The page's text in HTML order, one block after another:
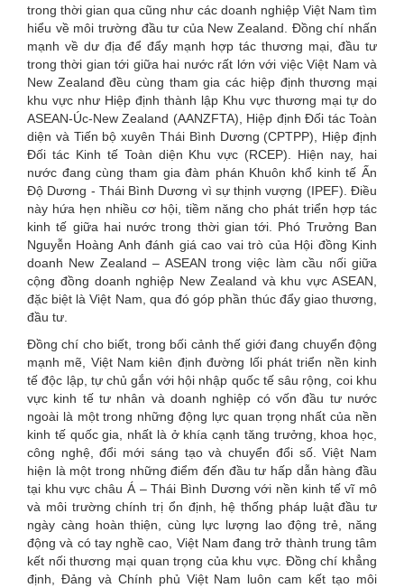
trong thời gian qua cũng như các doanh nghiệp Việt Nam tìm
hiểu về môi trường đầu tư của New Zealand. Đồng chí nhấn
mạnh về dư địa để đẩy mạnh hợp tác thương mại, đầu tư
trong thời gian tới giữa hai nước rất lớn với việc Việt Nam và
New Zealand đều cùng tham gia các hiệp định thương mại
khu vực như Hiệp định thành lập Khu vực thương mại tự do
ASEAN-Úc-New Zealand (AANZFTA), Hiệp định Đối tác Toàn
diện và Tiến bộ xuyên Thái Bình Dương (CPTPP), Hiệp định
Đối tác Kinh tế Toàn diện Khu vực (RCEP). Hiện nay, hai
nước đang cùng tham gia đàm phán Khuôn khổ kinh tế Ấn
Độ Dương - Thái Bình Dương vì sự thịnh vượng (IPEF). Điều
này hứa hẹn nhiều cơ hội, tiềm năng cho phát triển hợp tác
kinh tế giữa hai nước trong thời gian tới. Phó Trưởng Ban
Nguyễn Hoàng Anh đánh giá cao vai trò của Hội đồng Kinh
doanh New Zealand – ASEAN trong việc làm cầu nối giữa
cộng đồng doanh nghiệp New Zealand và khu vực ASEAN,
đặc biệt là Việt Nam, qua đó góp phần thúc đẩy giao thương,
đầu tư.
Đồng chí cho biết, trong bối cảnh thế giới đang chuyển động
mạnh mẽ, Việt Nam kiên định đường lối phát triển nền kinh
tế độc lập, tự chủ gắn với hội nhập quốc tế sâu rộng, coi khu
vực kinh tế tư nhân và doanh nghiệp có vốn đầu tư nước
ngoài là một trong những động lực quan trọng nhất của nền
kinh tế quốc gia, nhất là ở khía cạnh tăng trưởng, khoa học,
công nghệ, đổi mới sáng tạo và chuyển đổi số. Việt Nam
hiện là một trong những điểm đến đầu tư hấp dẫn hàng đầu
tại khu vực châu Á – Thái Bình Dương với nền kinh tế vĩ mô
và môi trường chính trị ổn định, hệ thống pháp luật đầu tư
ngày càng hoàn thiện, cùng lực lượng lao động trẻ, năng
động và có tay nghề cao, Việt Nam đang trở thành trung tâm
kết nối thương mại quan trọng của khu vực. Đồng chí khẳng
định, Đảng và Chính phủ Việt Nam luôn cam kết tạo môi